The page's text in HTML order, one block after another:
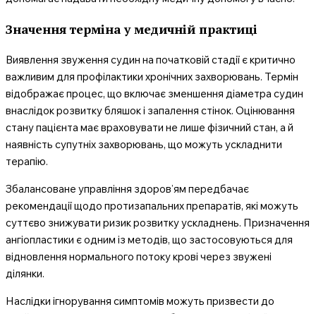
Значення терміна у медичній практиці
Виявлення звуження судин на початковій стадії є критично
важливим для профілактики хронічних захворювань. Термін
відображає процес, що включає зменшення діаметра судин
внаслідок розвитку бляшок і запалення стінок. Оцінювання
стану пацієнта має враховувати не лише фізичний стан, а й
наявність супутніх захворювань, що можуть ускладнити
терапію.
Збалансоване управління здоров’ям передбачає
рекомендації щодо протизапальних препаратів, які можуть
суттєво знижувати ризик розвитку ускладнень. Призначення
ангіопластики є одним із методів, що застосовуються для
відновлення нормального потоку крові через звужені
ділянки.
Наслідки ігнорування симптомів можуть призвести до